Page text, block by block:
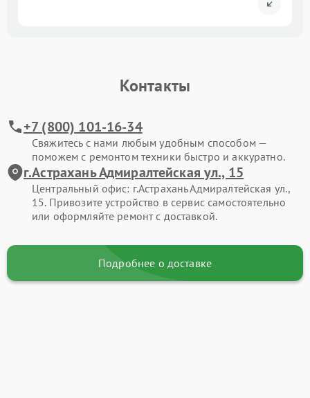
Контакты
+7 (800) 101-16-34
Свяжитесь с нами любым удобным способом —
поможем с ремонтом техники быстро и аккуратно.
г.Астрахань Адмиралтейская ул., 15
Центральный офис: г.Астрахань Адмиралтейская ул.,
15. Привозите устройство в сервис самостоятельно
или оформляйте ремонт с доставкой.
Подробнее о доставке